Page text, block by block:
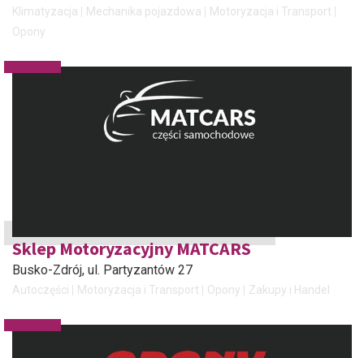
Klimatyzacja Mechanika pojazdowa
Motoryzacja i Transport
Opony
Sklep Motoryzacyjny MATCARS
Busko-Zdrój, ul. Partyzantów 27
Autoczęści Motoryzacja i Transport Opony Zakupy i Handel